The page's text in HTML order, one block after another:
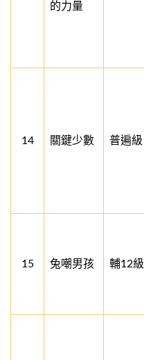
的力量
14 關鍵少數 普遍級
15 兔嘲男孩 輔12級